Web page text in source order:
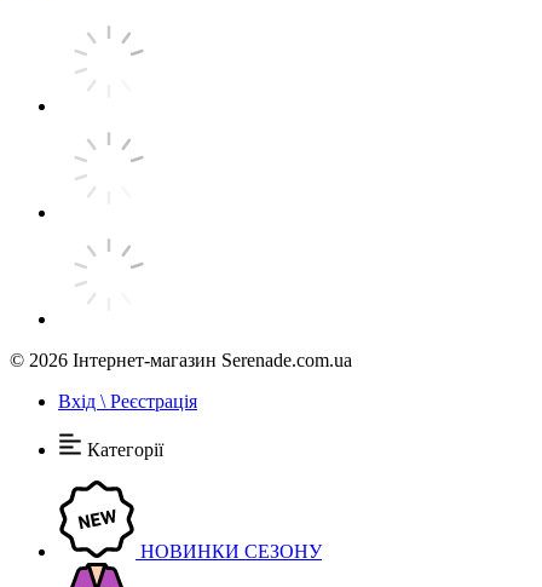
© 2026 Інтернет-магазин Serenade.com.ua
Вхід \ Реєстрація
Категорії
НОВИНКИ СЕЗОНУ